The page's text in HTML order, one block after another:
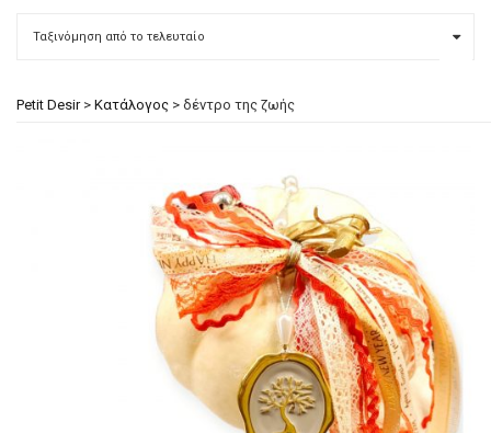
Petit Desir> Κατάλογος > δέντρο της ζωής